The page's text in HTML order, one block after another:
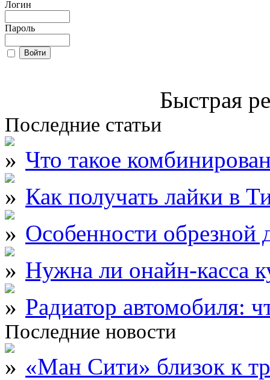
Логин
Пароль
Быстрая
Последние статьи
Что такое
Как получать лайки в
Особенности обрезной
Нужна ли онайн-касса
Радиатор автомобиля:
Последние новости
«Ман Сити» близок к